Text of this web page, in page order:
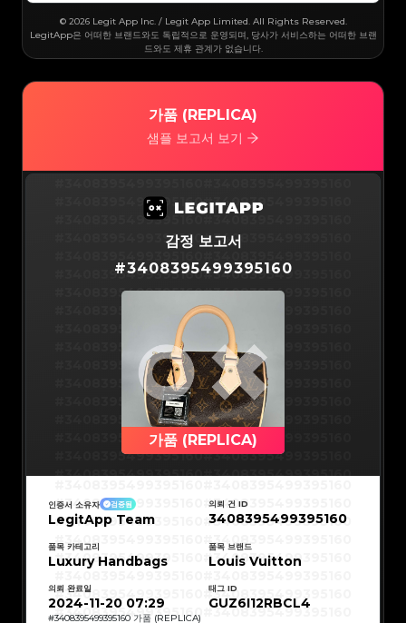
#3066123689299189#3066123689299189
#3066123689299189#3066123689299189
#3066123689299189#3066123689299189
#3066123689299189#3066123689299189
#3066123689299189#3066123689299189
#3066123689299189#3066123689299189
#3066123689299189#3066123689299189
#3066123689299189#3066123689299189
#3066123689299189#3066123689299189
#3066123689299189#3066123689299189
#3066123689299189#3066123689299189
#3066123689299189#3066123689299189
#3066123689299189#3066123689299189
#3066123689299189
#3066123689299189
#3066123689299189
#3066123689299189
#3066123689299189#3066123689299189
#3066123689299189#3066123689299189
#3066123689299189#3066123689299189
#3066123689299189#3066123689299189
#3066123689299189#3066123689299189
#3066123689299189#3066123689299189
#3066123689299189
#3066123689299189
#3066123689299189
#3066123689299189
#3066123689299189
#3066123689299189
#3066123689299189
#3066123689299189
#3066123689299189
#3066123689299189
#3066123689299189
#3066123689299189#3066123689299189
#3066123689299189#3066123689299189
#3066123689299189#3066123689299189
#3066123689299189#3066123689299189
#3066123689299189#3066123689299189
#3066123689299189#3066123689299189
#3066123689299189#3066123689299189
#3066123689299189#3066123689299189
#3066123689299189#3066123689299189
#3066123689299189#3066123689299189
#3066123689299189#3066123689299189
#3066123689299189
#3066123689299189
#3066123689299189#3066123689299189
#3066123689299189
#3066123689299189
#3066123689299189#3066123689299189
#3066123689299189#3066123689299189
#3066123689299189#3066123689299189
#3066123689299189#3066123689299189
#3066123689299189#3066123689299189
#3066123689299189#3066123689299189
#3066123689299189#3066123689299189
#3066123689299189
#3066123689299189
#3066123689299189
#3066123689299189
#3066123689299189
#3066123689299189
#3066123689299189
#3066123689299189
#3066123689299189
#3066123689299189
#3066123689299189
© 2026 Legit App Inc. / Legit App Limited. All Rights Reserved.
LegitApp은 어떠한 브랜드와도 독립적으로 운영되며, 당사가 서비스하는 어떠한 브랜
드와도 제휴 관계가 없습니다.
가품 (REPLICA)
샘플 보고서 보기
#3408395499395160#3408395499395160
#3408395499395160#3408395499395160
#3408395499395160#3408395499395160
#3408395499395160#3408395499395160
#3408395499395160#3408395499395160
#3408395499395160#3408395499395160
#3408395499395160
#3408395499395160
#3408395499395160
#3408395499395160
#3408395499395160#3408395499395160
#3408395499395160#3408395499395160
#3408395499395160#3408395499395160
#3408395499395160#3408395499395160
#3408395499395160#3408395499395160
#3408395499395160#3408395499395160
#3408395499395160#3408395499395160
#3408395499395160
#3408395499395160
#3408395499395160
#3408395499395160
#3408395499395160
#3408395499395160
#3408395499395160
#3408395499395160
#3408395499395160
#3408395499395160
#3408395499395160
#3408395499395160
#3408395499395160
감정 보고서
#3408395499395160
가품 (REPLICA)
#3408395499395160
#3408395499395160
#3408395499395160
#3408395499395160
#3408395499395160
#3408395499395160
#3408395499395160
#3408395499395160
#3408395499395160
#3408395499395160
#3408395499395160
#3408395499395160
인증서 소유자 검증됨
LegitApp Team
의뢰 건 ID
3408395499395160
품목 카테고리
Luxury Handbags
품목 브랜드
Louis Vuitton
의뢰 완료일
2024-11-20 07:29
태그 ID
GUZ6I12RBCL4
#3408395499395160 가품 (REPLICA)